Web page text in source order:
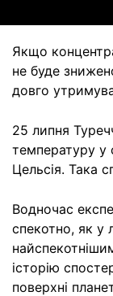
Якщо
не буде
довго
25 липня
температуру у
Цельсія. Така
Водночас
спекотно, як у
історію
поверхні